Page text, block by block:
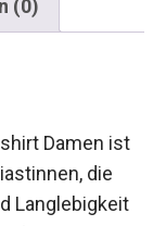
(0)
Damen
und